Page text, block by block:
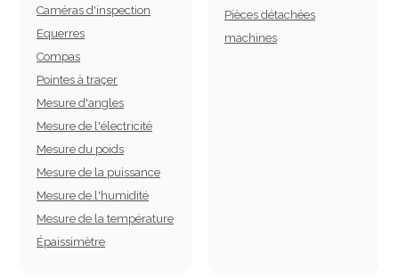
Caméras d'inspection
Equerres
Compas
Pointes à traçer
Mesure d'angles
Mesure de l'électricité
Mesure du poids
Mesure de la puissance
Mesure de l'humidité
Mesure de la température
Épaissimètre
Pièces détachées
machines